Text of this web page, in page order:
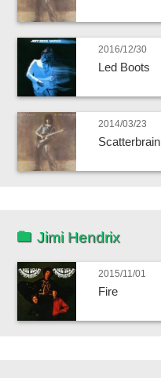
2016/12/30
Led Boots
2014/03/23
Scatterbrain
Jimi Hendrix
2015/11/01
Fire